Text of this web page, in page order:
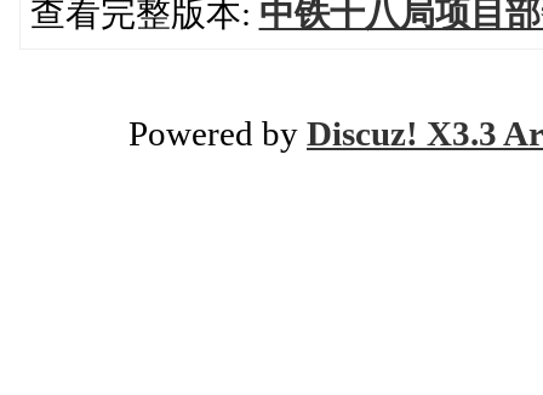
查看完整版本: 中铁十八局项目
Powered by Discuz! X3.3